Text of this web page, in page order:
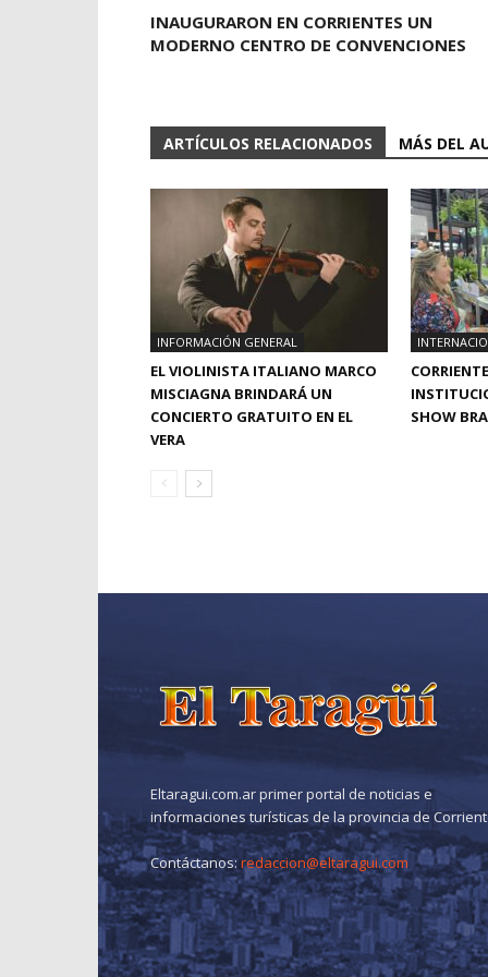
INAUGURARON EN CORRIENTES UN
MODERNO CENTRO DE CONVENCIONES
ARTÍCULOS RELACIONADOS MÁS DEL
INFORMACIÓN GENERAL
EL VIOLINISTA ITALIANO MARCO
MISCIAGNA BRINDARÁ UN
CONCIERTO GRATUITO EN EL
VERA
SHOW
Eltaragui.com.ar primer portal de noticias e
informaciones turísticas de la provincia de
Contáctanos:redaccion@eltaragui.com